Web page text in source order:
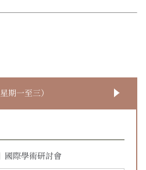
期一至三）
國際學術研討會